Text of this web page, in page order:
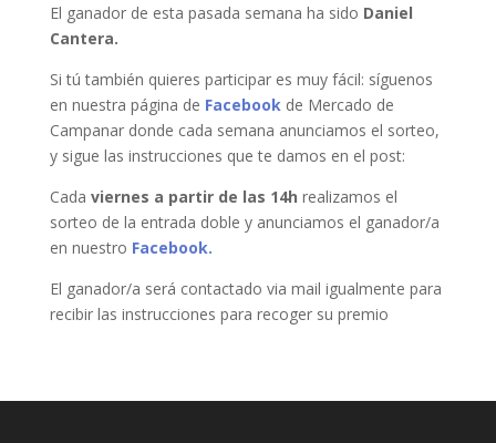
El ganador de esta pasada semana ha sido Daniel
Cantera.
Si tú también quieres participar es muy fácil: síguenos
en nuestra página de Facebook de Mercado de
Campanar donde cada semana anunciamos el sorteo,
y sigue las instrucciones que te damos en el post:
Cada viernes a partir de las 14h realizamos el
sorteo de la entrada doble y anunciamos el ganador/a
en nuestro Facebook.
El ganador/a será contactado via mail igualmente para
recibir las instrucciones para recoger su premio